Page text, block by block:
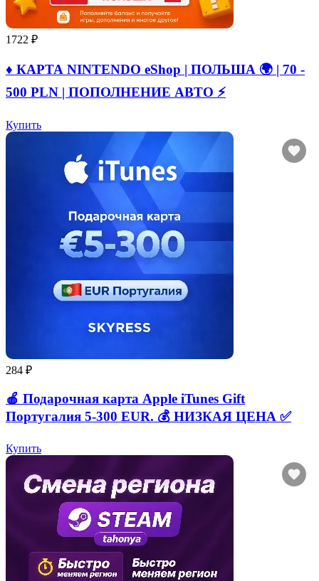
1722 ₽
♦️ КАРТА NINTENDO eShop | ПОЛЬША 🌍 | 70 -
500 PLN | ПОПОЛНЕНИЕ АВТО ⚡
Купить
284 ₽
🍎 Подарочная карта Apple iTunes Gift
Португалия 5-300 EUR. 💰 НИЗКАЯ ЦЕНА ✅
Купить